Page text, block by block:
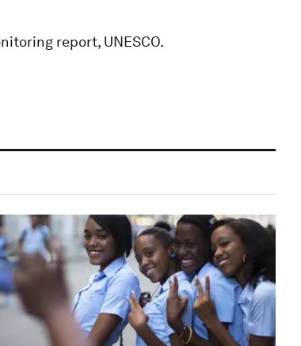
report, UNESCO.